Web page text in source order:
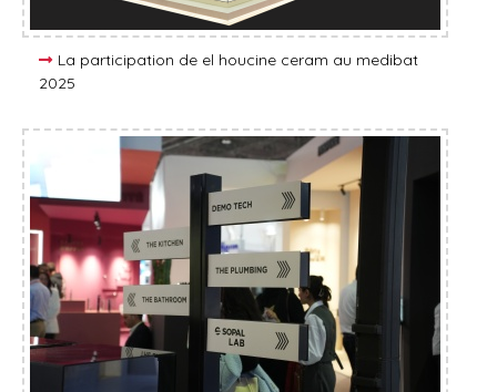
La participation de el houcine ceram au medibat
2025